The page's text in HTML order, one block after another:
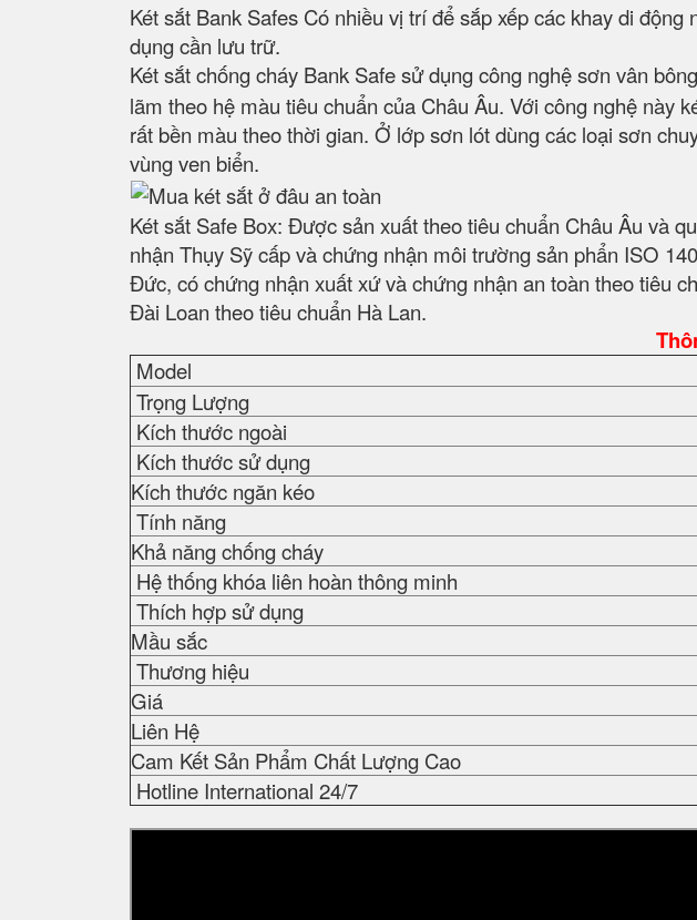
Két sắt Bank Safes Có nhiều vị trí để sắp xếp các khay di
dụng cần lưu trữ.
Két sắt chống cháy Bank Safe sử dụng công nghệ sơn vân
lãm theo hệ màu tiêu chuẩn của Châu Âu. Với công nghệ này
rất bền màu theo thời gian. Ở lớp sơn lót dùng các loại sơn
vùng ven biển.
Két sắt Safe Box: Được sản xuất theo tiêu chuẩn Châu Âu và
nhận Thụy Sỹ cấp và chứng nhận môi trường sản phẩn ISO
Đức, có chứng nhận xuất xứ và chứng nhận an toàn theo tiêu
Đài Loan theo tiêu chuẩn Hà Lan.
Model
Trọng Lượng
Kích thước ngoài
Kích thước sử dụng
Kích thước ngăn kéo
Tính năng
Khả năng chống cháy
Hệ thống khóa liên hoàn thông minh
Thích hợp sử dụng
Mầu sắc
Thương hiệu
Giá
Liên Hệ
Cam Kết Sản Phẩm Chất Lượng Cao
Hotline International 24/7